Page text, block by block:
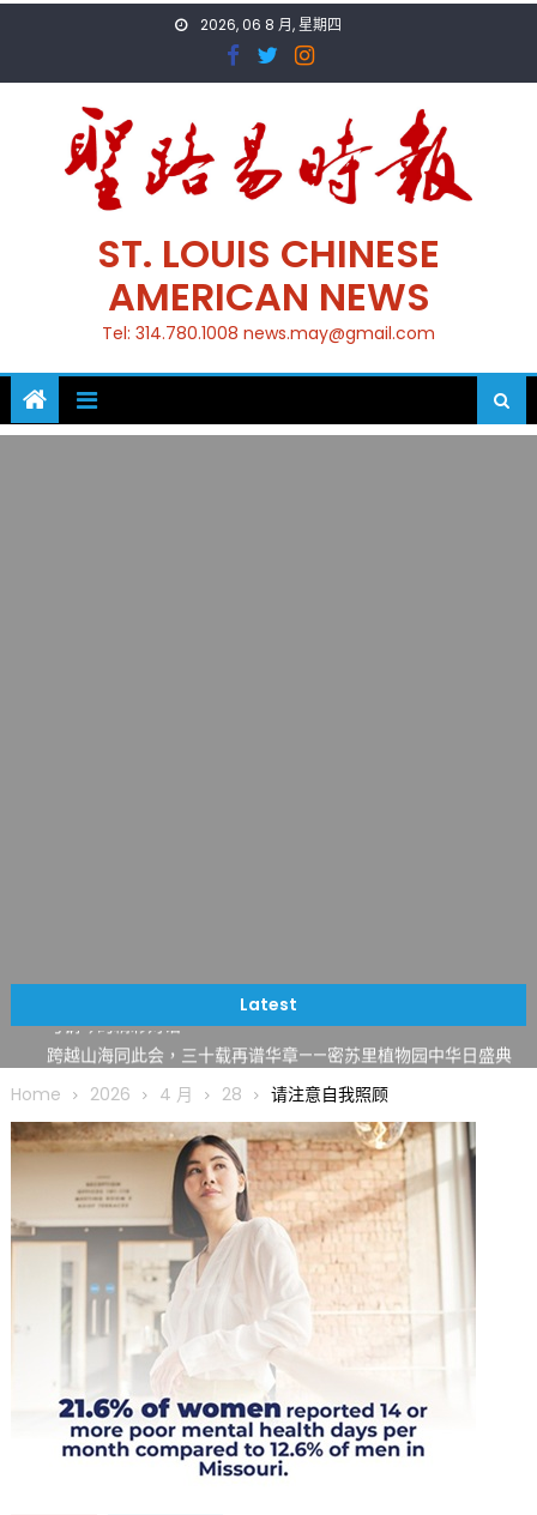
2026, 06 8 月, 星期四
ST. LOUIS CHINESE
AMERICAN NEWS
Tel: 314.780.1008 news.may@gmail.com
Latest
筝声与琴韵交汇：刘励(Li Statler)与钢琴家Darek演绎一场古筝
跨越山海同此会，三十载再谱华章——密苏里植物园中华日盛典
圣路易龙舟俱乐部5月16日龙舟体验日 邀请各界亲身体验划行乐
趣 + 水上竞速魅力
三十二载跨越时空的相逢
执掌密苏里植物园近四十年 致力推动全球植物多样性研究与中美
合作 Peter Raven 博士逝世 享年89岁
一晃三十年，初夏又相逢。中华日，等你来赴约 —— 密苏里植物
园“中华日三十周年特别报道（五）
筝声与琴韵交汇：刘励(Li Statler)与钢琴家Darek演绎一场古筝
与钢琴的精彩对话
Home 2026 4 月 28 请注意自我照顾